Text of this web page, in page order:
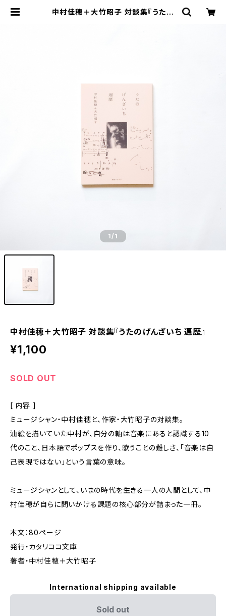
中村佳穂＋大竹昭子 対談集『うたの
1/1
中村佳穂＋大竹昭子 対談集『うたのげんざいち 遍歴』
¥1,100
SOLD OUT
[ 内容 ]
ミュージシャン・中村佳穂と、作家・大竹昭子の対談集。
油絵を描いていた中村が、自分の軸は音楽にあると認識する10
代のこと、日本語でポップスを作り、歌うことの難しさ、「音楽は自
己表現ではない」という言葉の意味。
ミュージシャンとして、いまの時代を生きる一人の人間として、中
村佳穂が自らに問いかける課題の核心部分が詰まった一冊。
本文：80ページ
発行・カタリココ文庫
著者・中村佳穂＋大竹昭子
International shipping available
Sold out